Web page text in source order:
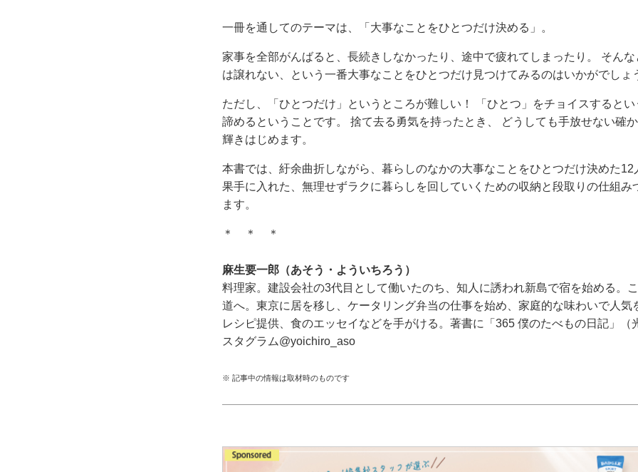
一冊を通してのテーマは、「大事なことをひとつだけ決める」。
家事を全部がんばると、長続きしなかったり、途中で疲れてしまったり。 そん
は譲れない、という一番大事なことをひとつだけ見つけてみるのはいかがでしょ
ただし、「ひとつだけ」というところが難しい！ 「ひとつ」をチョイスすると
諦めるということです。 捨て去る勇気を持ったとき、 どうしても手放せない確
輝きはじめます。
本書では、紆余曲折しながら、暮らしのなかの大事なことをひとつだけ決めた12
果手に入れた、無理せずラクに暮らしを回していくための収納と段取りの仕組み
ます。
＊ ＊ ＊
麻生要一郎（あそう・よういちろう）
料理家。建設会社の3代目として働いたのち、知人に誘われ新島で宿を始める。
道へ。東京に居を移し、ケータリング弁当の仕事を始め、家庭的な味わいで人気
レシピ提供、食のエッセイなどを手がける。著書に「365 僕のたべもの日記」（
スタグラム@yoichiro_aso
※ 記事中の情報は取材時のものです